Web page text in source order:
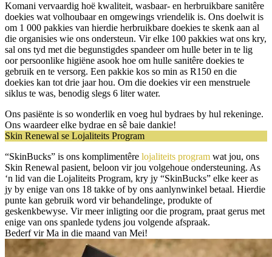
Komani vervaardig hoë kwaliteit, wasbaar- en herbruikbare sanitêre
doekies wat volhoubaar en omgewings vriendelik is. Ons doelwit is
om 1 000 pakkies van hierdie herbruikbare doekies te skenk aan al
die organisies wie ons ondersteun. Vir elke 100 pakkies wat ons kry,
sal ons tyd met die begunstigdes spandeer om hulle beter in te lig
oor persoonlike higiëne asook hoe om hulle sanitêre doekies te
gebruik en te versorg. Een pakkie kos so min as R150 en die
doekies kan tot drie jaar hou. Om die doekies vir een menstruele
siklus te was, benodig slegs 6 liter water.
Ons pasiënte is so wonderlik en voeg hul bydraes by hul rekeninge.
Ons waardeer elke bydrae en sê baie dankie!
Skin Renewal se Lojaliteits Program
“SkinBucks” is ons komplimentêre lojaliteits program wat jou, ons
Skin Renewal pasient, beloon vir jou volgehoue ondersteuning. As
‘n lid van die Lojaliteits Program, kry jy “SkinBucks” elke keer as
jy by enige van ons 18 takke of by ons aanlynwinkel betaal. Hierdie
punte kan gebruik word vir behandelinge, produkte of
geskenkbewyse. Vir meer inligting oor die program, praat gerus met
enige van ons spanlede tydens jou volgende afspraak.
Bederf vir Ma in die maand van Mei!